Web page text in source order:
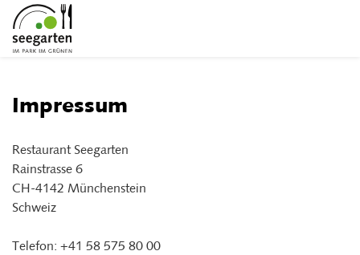
Impressum
Restaurant Seegarten
Rainstrasse 6
CH-4142 Münchenstein
Schweiz
Telefon: +41 58 575 80 00